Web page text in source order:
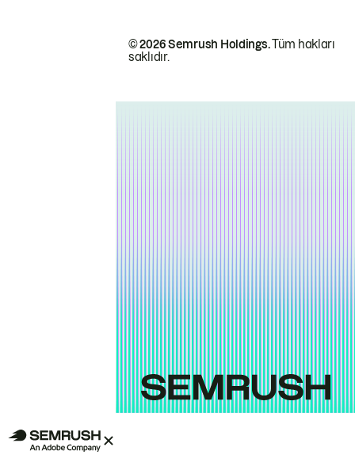
© 2026 Semrush Holdings.Tüm hakları
saklıdır.